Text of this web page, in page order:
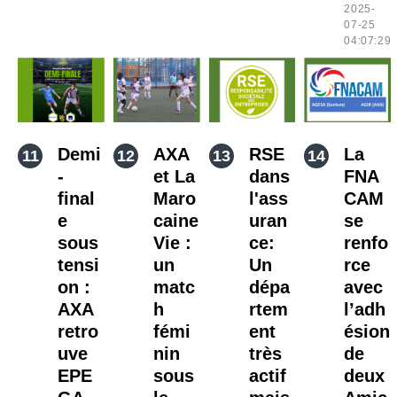
2025-
07-25
04:07:29
Demi
-
final
e
sous
tensi
on :
AXA
retro
uve
EPE
AXA
et La
Maro
caine
Vie :
un
matc
h
fémi
nin
sous
RSE
dans
l'ass
uran
ce:
Un
dépa
rtem
ent
très
actif
La
FNA
CAM
se
renfo
rce
avec
l’adh
ésion
de
deux